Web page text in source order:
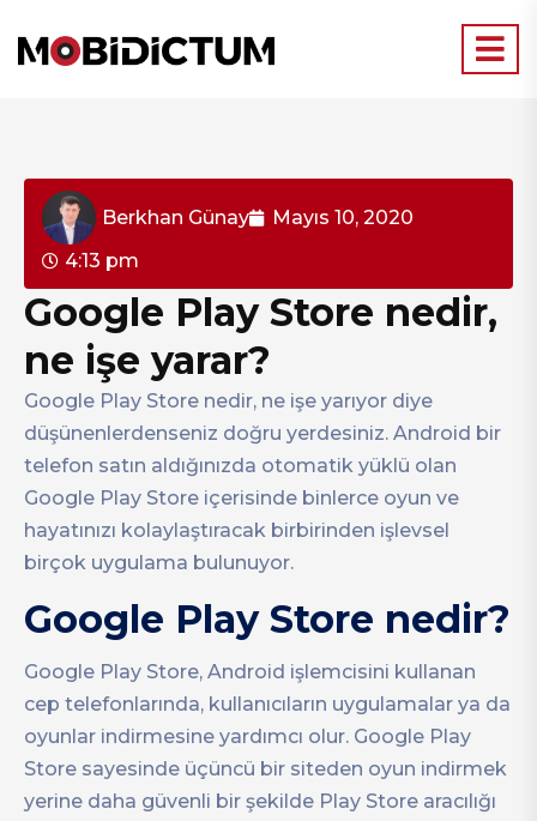
Berkhan Günay
Mayıs 10, 2020
4:13 pm
Google Play Store nedir,
ne işe yarar?
Google Play Store nedir, ne işe yarıyor diye
düşünenlerdenseniz doğru yerdesiniz. Android bir
telefon satın aldığınızda otomatik yüklü olan
Google Play Store içerisinde binlerce oyun ve
hayatınızı kolaylaştıracak birbirinden işlevsel
birçok uygulama bulunuyor.
Google Play Store nedir?
Google Play Store, Android işlemcisini kullanan
cep telefonlarında, kullanıcıların uygulamalar ya da
oyunlar indirmesine yardımcı olur. Google Play
Store sayesinde üçüncü bir siteden oyun indirmek
yerine daha güvenli bir şekilde Play Store aracılığı